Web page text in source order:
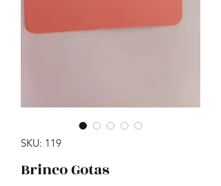
SKU: 119
Brinco Gotas